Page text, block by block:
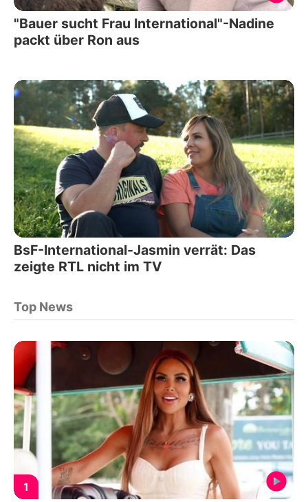
"Bauer sucht Frau International"-Nadine
packt über Ron aus
BsF-International-Jasmin verrät: Das
zeigte RTL nicht im TV
Top News
1